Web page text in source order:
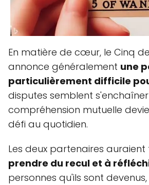
En matière de cœur, le Cinq
annonce généralement une
particulièrement difficile
disputes semblent
compréhension mutuelle
défi au quotidien.
Les deux partenaires
prendre du recul et à
personnes qu'ils sont